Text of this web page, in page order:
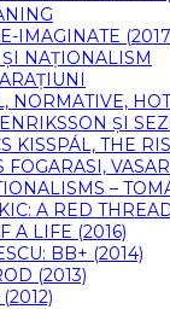
IMAGINATE
NAȚIONALISM
NORMATIVE,
ȘI
KISSPÁL, THE
FOGARASI,
–
A RED
A LIFE (2016)
BB+ (2014)
(2013)